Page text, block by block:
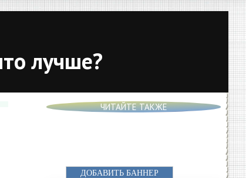
лучше?
ЧИТАЙТЕ ТАКЖЕ
ДОБАВИТЬ БАННЕР